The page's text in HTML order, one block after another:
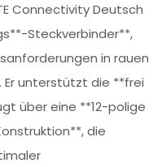
Connectivity Deutsch
Steckverbinder**,
in rauen
unterstützt die **frei
über eine **12-polige
die